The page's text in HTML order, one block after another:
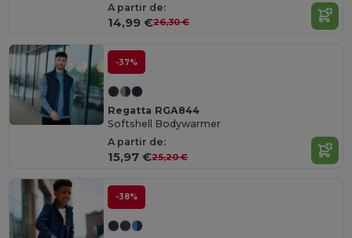
A partir de:
14,99 €26,30 €
-37%
Regatta RGA844
Softshell Bodywarmer
A partir de:
15,97 €25,20 €
-38%